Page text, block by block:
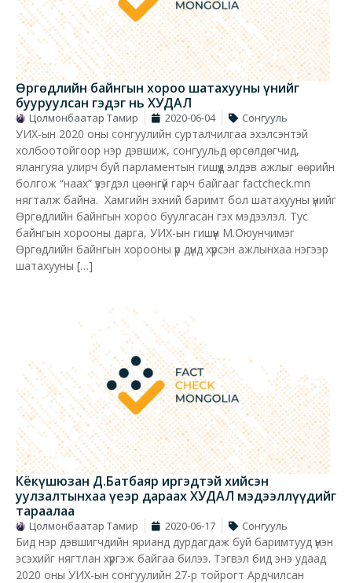
Өргөдлийн байнгын хороо шатахууны үнийг
бууруулсан гэдэг нь ХУДАЛ
Цолмонбаатар Тамир 2020-06-04 Сонгууль
УИХ-ын 2020 оны сонгуулийн сурталчилгаа эхэлсэнтэй
холбоотойгоор нэр дэвшиж, сонгуульд өрсөлдөгчид,
ялангуяа улирч буй парламентын гишүүд элдэв ажлыг өөрийн
болгож “наах” үзэгдэл цөөнгүй гарч байгааг factcheck.mn
нягталж байна. Хамгийн эхний баримт бол шатахууны үнийг
Өргөдлийн байнгын хороо буулгасан гэх мэдээлэл. Тус
байнгын хорооны дарга, УИХ-ын гишүүн М.Оюунчимэг
Өргөдлийн байнгын хорооны үр дүнд хүрсэн ажлынхаа нэгээр
шатахууны […]
Кёкүшюзан Д.Батбаяр иргэдтэй хийсэн
уулзалтынхаа үеэр дараах ХУДАЛ мэдээллүүдийг
тараалаа
Цолмонбаатар Тамир 2020-06-17 Сонгууль
Бид нэр дэвшигчдийн ярианд дурдагдаж буй баримтууд үнэн
эсэхийг нягтлан хүргэж байгаа билээ. Тэгвэл бид энэ удаад
2020 оны УИХ-ын сонгуулийн 27-р тойрогт Ардчилсан